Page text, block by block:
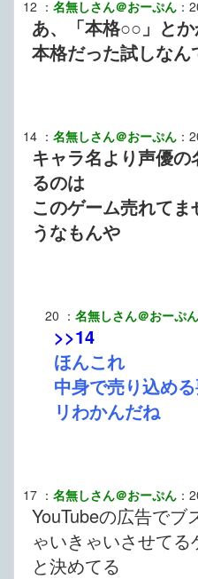
12 ： 名無しさん＠おーぷん ：
あ、「本格○○」と
本格だった試しなん
14 ： 名無しさん＠おーぷん ：
キャラ名より声優
るのは
このゲーム売れて
うなもんや
20 ： 名無しさん＠おーぷん
>>14
ほんこれ
中身で売り込め
リわかんだね
17 ： 名無しさん＠おーぷん ：
YouTubeの広告でブ
ゃいきゃいさせて
と決めてる